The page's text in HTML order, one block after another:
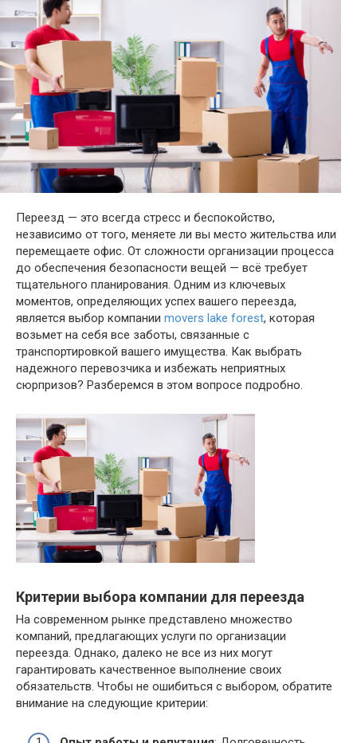
Переезд — это всегда стресс и беспокойство,
независимо от того, меняете ли вы место жительства или
перемещаете офис. От сложности организации процесса
до обеспечения безопасности вещей — всё требует
тщательного планирования. Одним из ключевых
моментов, определяющих успех вашего переезда,
является выбор компании movers lake forest, которая
возьмет на себя все заботы, связанные с
транспортировкой вашего имущества. Как выбрать
надежного перевозчика и избежать неприятных
сюрпризов? Разберемся в этом вопросе подробно.
Критерии выбора компании для переезда
На современном рынке представлено множество
компаний, предлагающих услуги по организации
переезда. Однако, далеко не все из них могут
гарантировать качественное выполнение своих
обязательств. Чтобы не ошибиться с выбором, обратите
внимание на следующие критерии: